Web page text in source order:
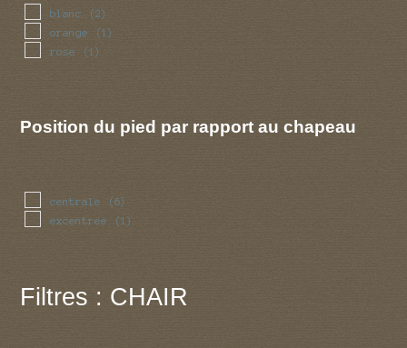
blanc (2)
orange (1)
rose (1)
Position du pied par rapport au chapeau
centrale (6)
excentree (1)
Filtres : CHAIR